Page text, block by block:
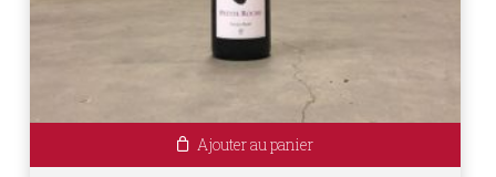
Ajouter au panier